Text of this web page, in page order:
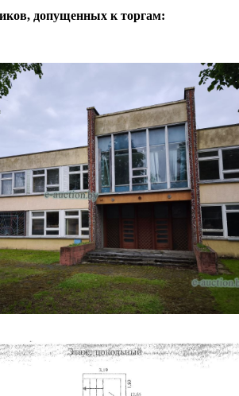
допущенных к торгам:
торгов
Гродненская область, Свислочский
р-н, г. Свислочь, ул. Комсомольская,